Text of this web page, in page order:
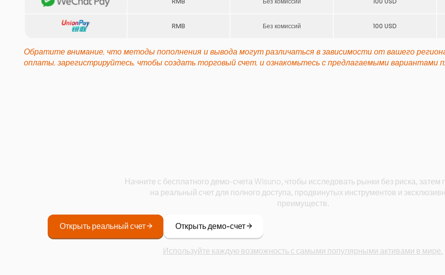
RMB Без комиссий 100 USD
Обратите внимание, что методы пополнения и вывода могут различаться в зависимости от вашего
оплаты, зарегистрируйтесь, чтобы создать торговый счет, и ознакомьтесь с предлагаемыми вариантами
Начните с бесплатного демо-счета Wisuno, чтобы исследовать рынки без риска, затем
на реальный счет для полного доступа, продвинутых инструментов и
преимуществ.
Открыть реальный счет Открыть демо-счет
Используйте каждую возможность с самыми популярными активами в мире.